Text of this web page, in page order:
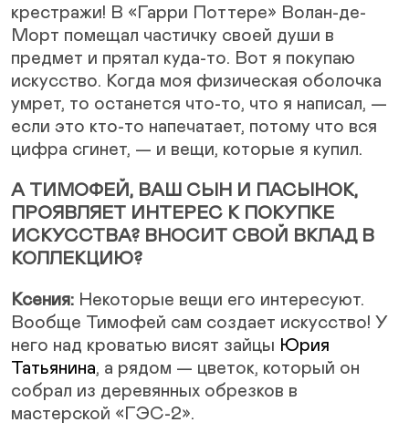
крестражи! В «Гарри Поттере» Волан-де-
Морт помещал частичку своей души в
предмет и прятал куда-то. Вот я покупаю
искусство. Когда моя физическая оболочка
умрет, то останется что-то, что я написал, —
если это кто-то напечатает, потому что вся
цифра сгинет, — и вещи, которые я купил.
А ТИМОФЕЙ, ВАШ СЫН И ПАСЫНОК,
ПРОЯВЛЯЕТ ИНТЕРЕС К ПОКУПКЕ
ИСКУССТВА? ВНОСИТ СВОЙ ВКЛАД В
КОЛЛЕКЦИЮ?
Ксения: Некоторые вещи его интересуют.
Вообще Тимофей сам создает искусство! У
него над кроватью висят зайцы Юрия
Татьянина, а рядом — цветок, который он
собрал из деревянных обрезков в
мастерской «ГЭС-2».